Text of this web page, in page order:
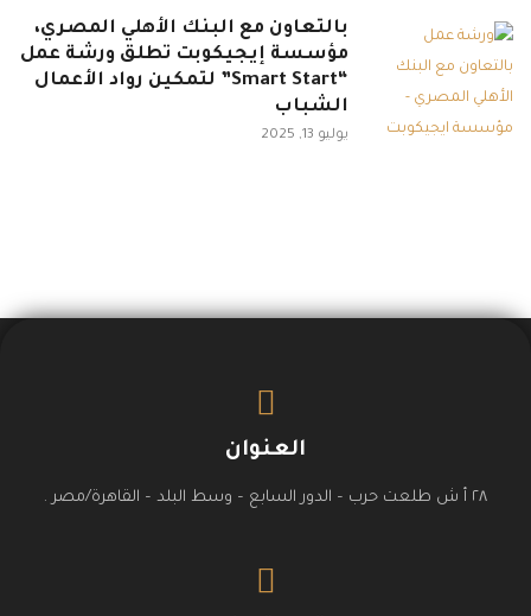
بالتعاون مع البنك الأهلي المصري،
مؤسسة إيجيكوبت تطلق ورشة عمل
“Smart Start” لتمكين رواد الأعمال
الشباب
يوليو 13, 2025
العنوان
٢٨ أ ش طلعت حرب – الدور السابع – وسط البلد – القاهرة/مصر .